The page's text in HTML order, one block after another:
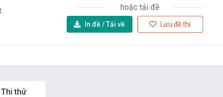
hoặc tải đề
In đề /Tải về Lưu đề thi
Thi thử